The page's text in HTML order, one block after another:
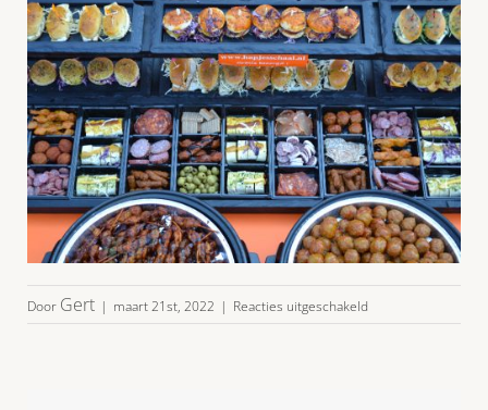
Door Gert | maart 21st, 2022 | Reacties uitgeschakeld
nieuwe